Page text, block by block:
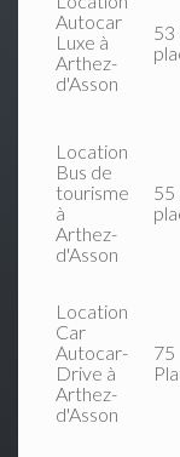
Autocar
Luxe à
Arthez-
d'Asson
53
Location
Bus de
tourisme
à
Arthez-
d'Asson
55
Location
Car
Autocar-
Drive à
Arthez-
d'Asson
75